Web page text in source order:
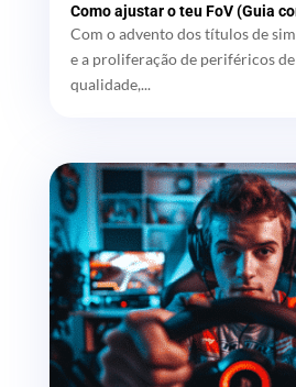
Como ajustar o teu FoV (Guia
Com o advento dos títulos de
e a proliferação de periféricos
qualidade,...